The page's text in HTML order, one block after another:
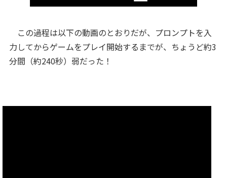
この過程は以下の動画のとおりだが、プロンプトを入
力してからゲームをプレイ開始するまでが、ちょうど約3
分間（約240秒）弱だった！